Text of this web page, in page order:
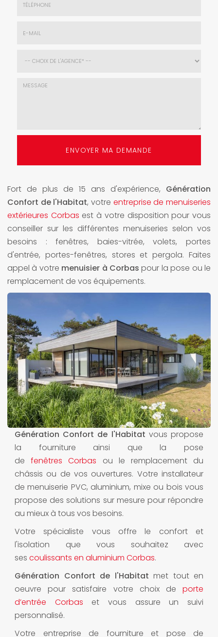
mail
Message
ENVOYER MA DEMANDE
Fort de plus de 15 ans d'expérience, Génération
Confort de l'Habitat, votre entreprise de menuiseries
extérieures Corbas est à votre disposition pour vous
conseiller sur les différentes menuiseries selon vos
besoins : fenêtres, baies-vitrée, volets, portes
d'entrée, portes-fenêtres, stores et pergola. Faites
appel à votre menuisier à Corbas pour la pose ou le
remplacement de vos équipements.
Génération Confort de l'Habitat vous propose
la fourniture ainsi que la pose
defenêtres Corbas ou le remplacement du
châssis ou de vos ouvertures. Votre installateur
de menuiserie PVC, aluminium, mixe ou bois vous
propose des solutions sur mesure pour répondre
au mieux à tous vos besoins.
Votre spécialiste vous offre le confort et
l'isolation que vous souhaitez avec
ses coulissants en aluminium Corbas.
Génération Confort de l'Habitat met tout en
oeuvre pour satisfaire votre choix de porte
d’entrée Corbas et vous assure un suivi
personnalisé.
Votre entreprise de fourniture et pose de